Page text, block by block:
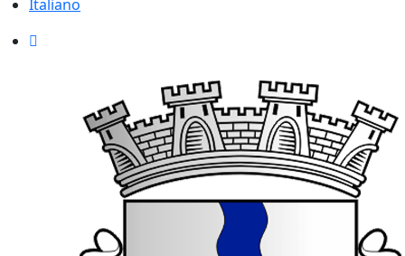
Italiano